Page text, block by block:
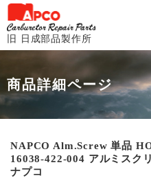
旧 日成部品製作所
商品詳細ページ
NAPCO Alm.Screw 単品
16038-422-004 アルミスク
ナプコ